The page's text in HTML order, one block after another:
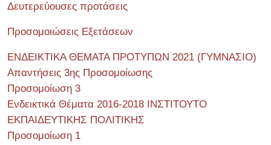
Δευτερεύουσες προτάσεις
Προσομοιώσεις Εξετάσεων
ΕΝΔΕΙΚΤΙΚΑ ΘΕΜΑΤΑ ΠΡΟΤΥΠΩΝ 2021 (ΓΥΜΝΑΣΙΟ)
Απαντήσεις 3ης Προσομοίωσης
Προσομοίωση 3
Ενδεικτικά Θέματα 2016-2018 ΙΝΣΤΙΤΟΥΤΟ
ΕΚΠΑΙΔΕΥΤΙΚΗΣ ΠΟΛΙΤΙΚΗΣ
Προσομοίωση 1